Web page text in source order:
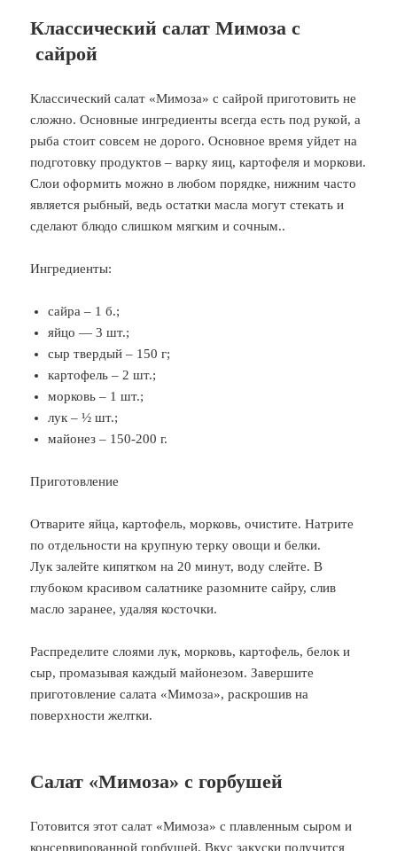
Классический салат Мимоза с
сайрой
Классический салат «Мимоза» с сайрой приготовить не
сложно. Основные ингредиенты всегда есть под рукой, а
рыба стоит совсем не дорого. Основное время уйдет на
подготовку продуктов – варку яиц, картофеля и моркови.
Слои оформить можно в любом порядке, нижним часто
является рыбный, ведь остатки масла могут стекать и
сделают блюдо слишком мягким и сочным..
Ингредиенты:
сайра – 1 б.;
яйцо — 3 шт.;
сыр твердый – 150 г;
картофель – 2 шт.;
морковь – 1 шт.;
лук – ½ шт.;
майонез – 150-200 г.
Приготовление
Отварите яйца, картофель, морковь, очистите. Натрите
по отдельности на крупную терку овощи и белки.
Лук залейте кипятком на 20 минут, воду слейте. В
глубоком красивом салатнике разомните сайру, слив
масло заранее, удаляя косточки.
Распределите слоями лук, морковь, картофель, белок и
сыр, промазывая каждый майонезом. Завершите
приготовление салата «Мимоза», раскрошив на
поверхности желтки.
Салат «Мимоза» с горбушей
Готовится этот салат «Мимоза» с плавленным сыром и
консервированной горбушей. Вкус закуски получится